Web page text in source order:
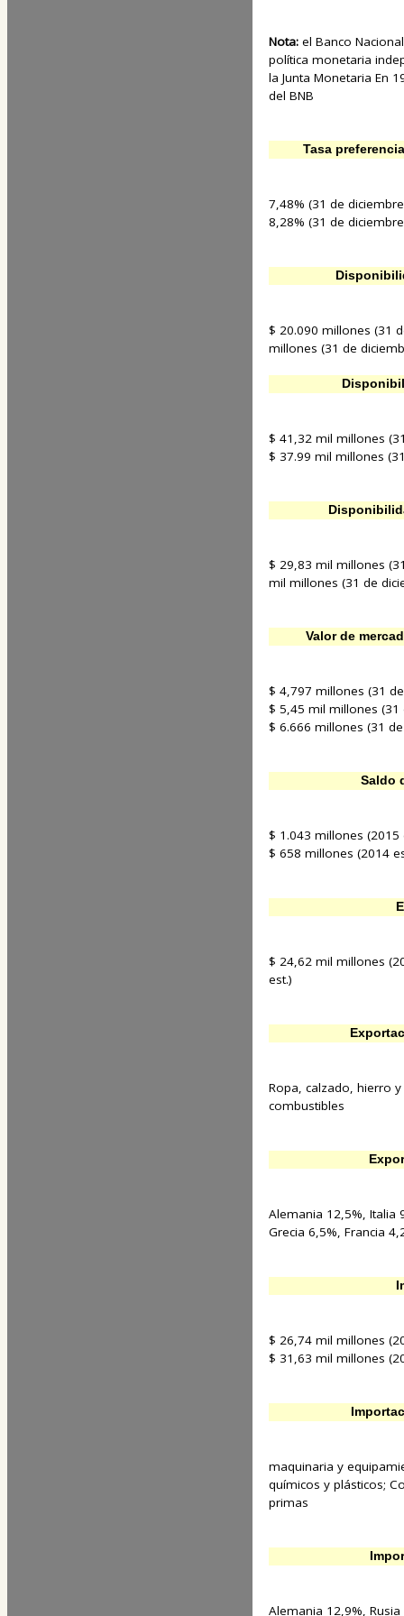
Nota: el Banco
política monetaria
la Junta Monetaria En
del BNB
Tasa
7,48% (31 de
8,28% (31 de
$ 20.090 millones (31
millones (31 de
$ 41,32 mil millones
$ 37.99 mil millones
$ 29,83 mil millones
mil millones (31 de
Valor de
$ 4,797 millones (31
$ 5,45 mil millones
$ 6.666 millones (31
Saldo
$ 1.043 millones (2015
$ 658 millones (2014
$ 24,62 mil millones
est.)
Ropa, calzado, hierro
combustibles
Alemania 12,5%, Italia
Grecia 6,5%, Francia
$ 26,74 mil millones
$ 31,63 mil millones
maquinaria y
químicos y plásticos;
primas
Alemania 12,9%,